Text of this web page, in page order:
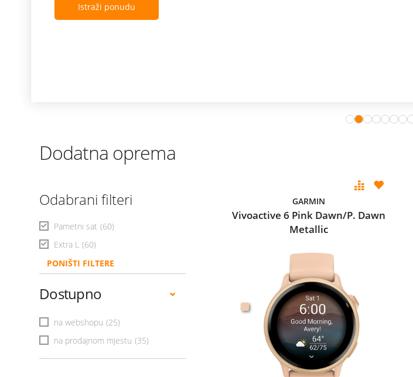
Istraži ponudu
Dodatna oprema
Odabrani filteri
Pametni sat (60)
Extra L (60)
PONIŠTI FILTERE
Dostupno
na webshopu (25)
na prodajnom mjestu (35)
GARMIN
Vivoactive 6 Pink Dawn/P. Dawn
Metallic